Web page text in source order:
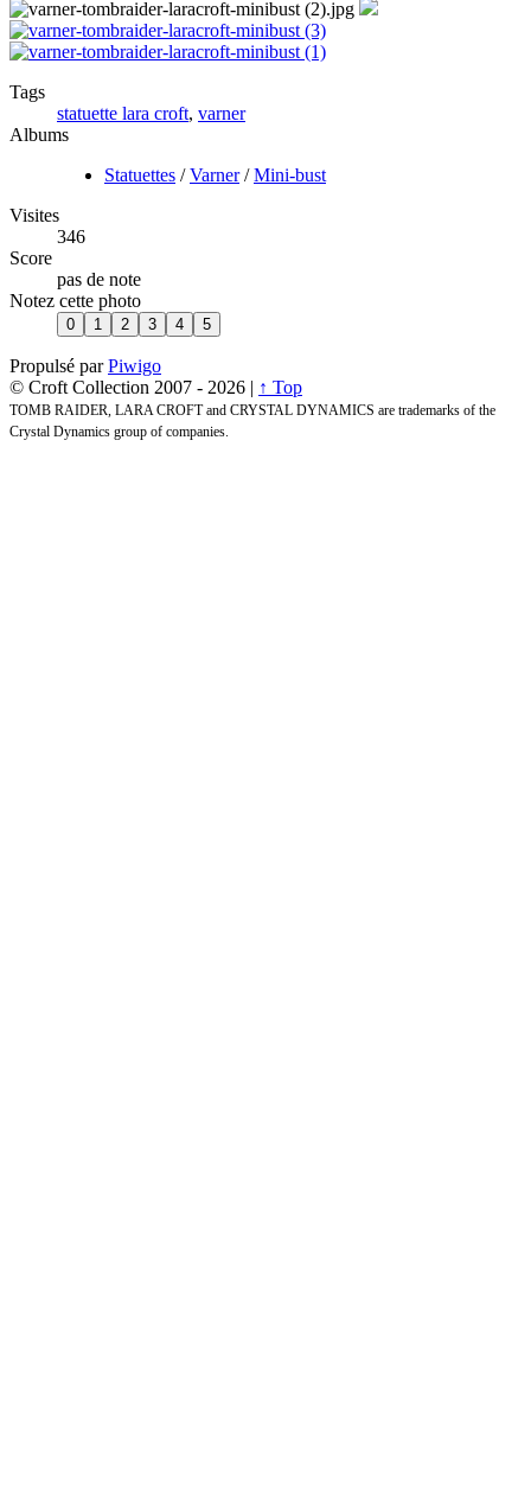
Tags
statuette lara croft, varner
Albums
Statuettes /Varner/Mini-bust
Visites
346
Score
pas de note
Notez cette photo
Propulsé parPiwigo
© Croft Collection 2007 - 2026 | ↑ Top
TOMB RAIDER, LARA CROFT and CRYSTAL DYNAMICS are trademarks of the
Crystal Dynamics group of companies.